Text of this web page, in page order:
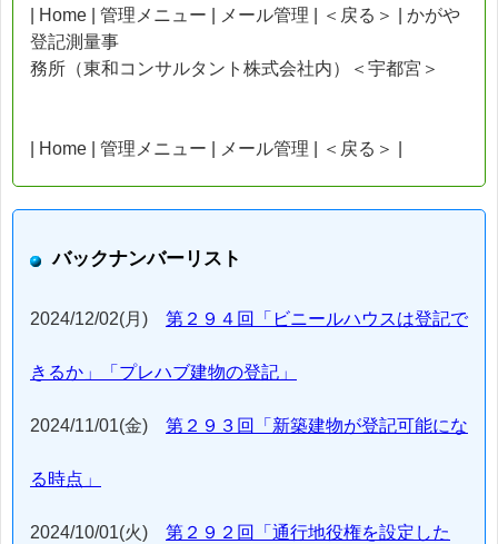
| Home | 管理メニュー | メール管理 | ＜戻る＞ | かがや
登記測量事
務所（東和コンサルタント株式会社内）＜宇都宮＞
| Home | 管理メニュー | メール管理 | ＜戻る＞ |
バックナンバーリスト
2024/12/02(月) 第２９４回「ビニールハウスは登記で
きるか」「プレハブ建物の登記」
2024/11/01(金) 第２９３回「新築建物が登記可能にな
る時点」
2024/10/01(火) 第２９２回「通行地役権を設定した